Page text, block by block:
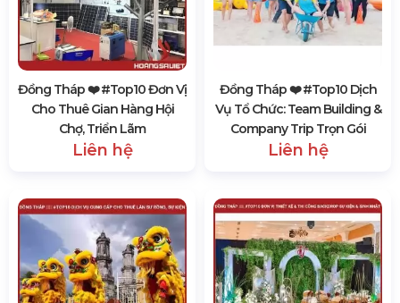
Đồng Tháp ❤️️ #top10 Đơn Vị
Cho Thuê Gian Hàng Hội
Chợ, Triển Lãm
Liên hệ
Đồng Tháp ❤️️ #top10 Dịch
Vụ Tổ Chức: Team Building &
Company Trip Trọn Gói
Liên hệ